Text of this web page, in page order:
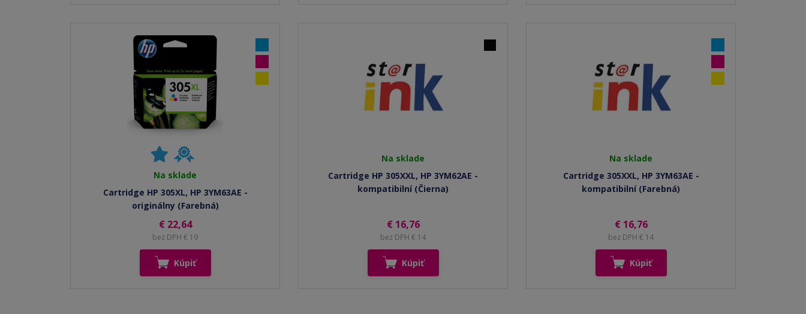
Na sklade
Cartridge HP 305XL, HP 3YM63AE -
originálny (Farebná)
€ 22,64
bez DPH € 19
Kúpiť
Na sklade
Cartridge HP 305XXL, HP 3YM62AE -
kompatibilní (Čierna)
€ 16,76
bez DPH € 14
Kúpiť
Na sklade
Cartridge 305XXL, HP 3YM63AE -
kompatibilní (Farebná)
€ 16,76
bez DPH € 14
Kúpiť